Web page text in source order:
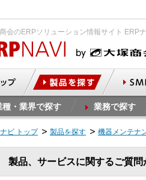
会のERPソリューション情報サイト ERP
種・業界で探す 業務で探す
ビ トップ 製品を探す 機器メンテナ
製品、サービスに関するご質問